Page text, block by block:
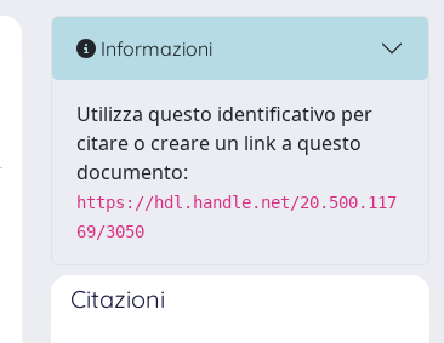
Informazioni
Utilizza questo identificativo per
citare o creare un link a questo
documento:
https://hdl.handle.net/20.500.117
69/3050
Citazioni